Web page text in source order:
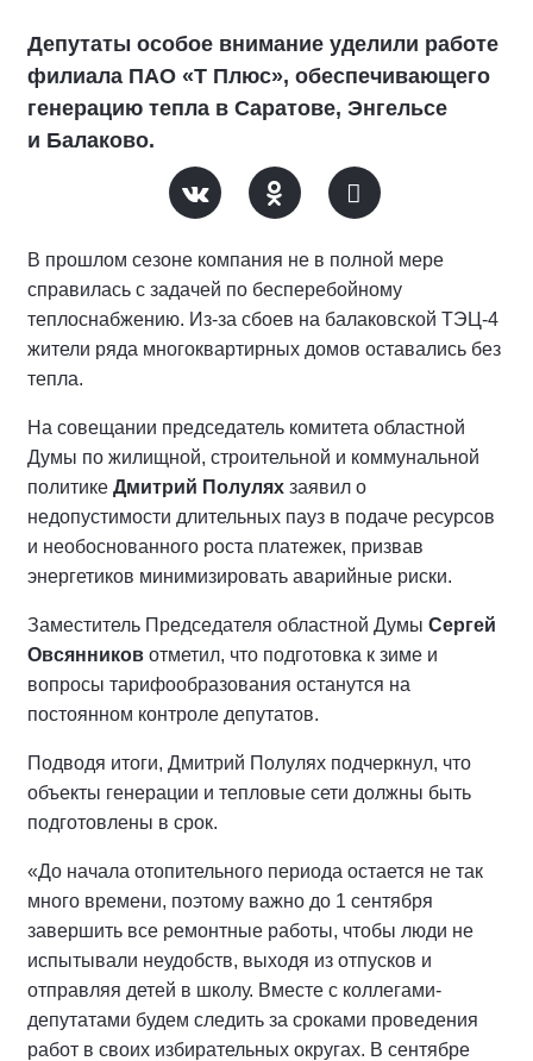
Депутаты особое внимание уделили работе
филиала ПАО «Т Плюс», обеспечивающего
генерацию тепла в Саратове, Энгельсе
и Балаково.
В прошлом сезоне компания не в полной мере
справилась с задачей по бесперебойному
теплоснабжению. Из-за сбоев на балаковской ТЭЦ-4
жители ряда многоквартирных домов оставались без
тепла.
На совещании председатель комитета областной
Думы по жилищной, строительной и коммунальной
политике Дмитрий Полулях заявил о
недопустимости длительных пауз в подаче ресурсов
и необоснованного роста платежек, призвав
энергетиков минимизировать аварийные риски.
Заместитель Председателя областной Думы Сергей
Овсянников отметил, что подготовка к зиме и
вопросы тарифообразования останутся на
постоянном контроле депутатов.
Подводя итоги, Дмитрий Полулях подчеркнул, что
объекты генерации и тепловые сети должны быть
подготовлены в срок.
«До начала отопительного периода остается не так
много времени, поэтому важно до 1 сентября
завершить все ремонтные работы, чтобы люди не
испытывали неудобств, выходя из отпусков и
отправляя детей в школу. Вместе с коллегами-
депутатами будем следить за сроками проведения
работ в своих избирательных округах. В сентябре